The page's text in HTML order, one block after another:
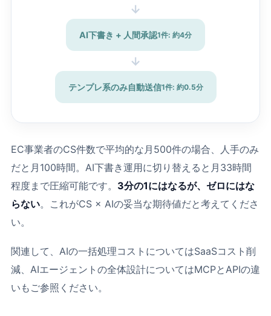
→
AI下書き + 人間承認1件: 約4分
→
テンプレ系のみ自動送信1件: 約0.5分
EC事業者のCS件数で平均的な月500件の場合、人手のみ
だと月100時間。AI下書き運用に切り替えると月33時間
程度まで圧縮可能です。 3分の1にはなるが、ゼロにはな
らない。これがCS × AIの妥当な期待値だと考えてくださ
い。
関連して、AIの一括処理コストについてはSaaSコスト削
減、AIエージェントの全体設計についてはMCPとAPIの違
い もご参照ください。